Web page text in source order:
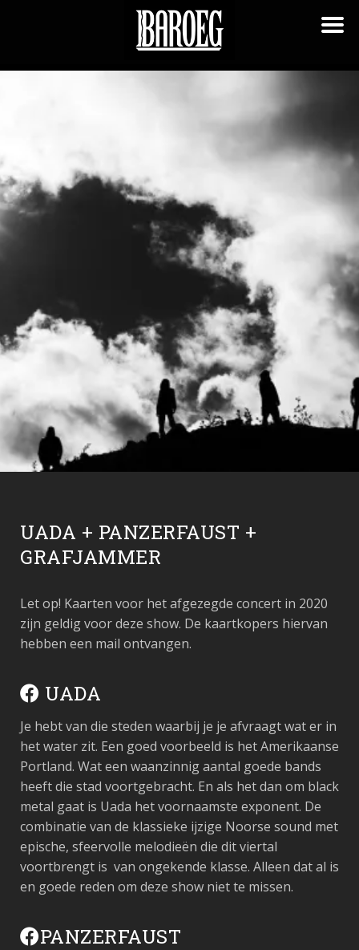
UADA + PANZERFAUST +
GRAFJAMMER
Let op! Kaarten voor het afgezegde concert in 2020
zijn geldig voor deze show. De kaartkopers hiervan
hebben een mail ontvangen.
UADA
Je hebt van die steden waarbij je je afvraagt wat er in
het water zit. Een goed voorbeeld is het Amerikaanse
Portland. Wat een waanzinnig aantal goede bands
heeft die stad voortgebracht. En als het dan om black
metal gaat is Uada het voornaamste exponent. De
combinatie van de klassieke ijzige Noorse sound met
epische, sfeervolle melodieën die dit viertal
voortbrengt is van ongekende klasse. Alleen dat al is
en goede reden om deze show niet te missen.
PANZERFAUST